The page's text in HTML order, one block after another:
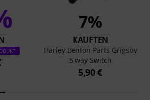
7%
KAUFTEN
Harley Benton Parts Grigsby
5 way Switch
5,90 €